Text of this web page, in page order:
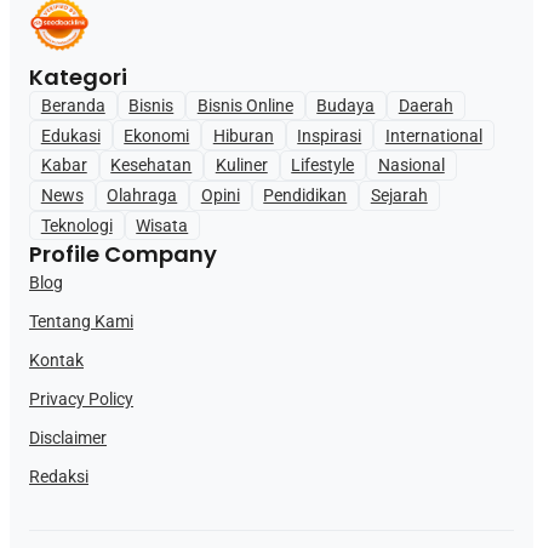
Kategori
Beranda Bisnis Bisnis Online Budaya
Daerah
Edukasi
Ekonomi Hiburan Inspirasi
International
Kabar
Kesehatan Kuliner Lifestyle
Nasional
News
Olahraga Opini Pendidikan
Sejarah
Teknologi
Wisata
Profile Company
Blog
Tentang Kami
Kontak
Privacy Policy
Disclaimer
Redaksi